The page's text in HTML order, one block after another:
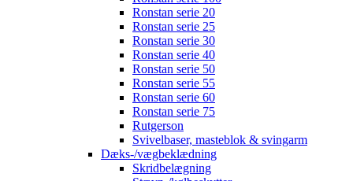
Ronstan serie 20
Ronstan serie 25
Ronstan serie 30
Ronstan serie 40
Ronstan serie 50
Ronstan serie 55
Ronstan serie 60
Ronstan serie 75
Rutgerson
Svivelbaser, masteblok & svingarm
Dæks-/vægbeklædning
Skridbelægning